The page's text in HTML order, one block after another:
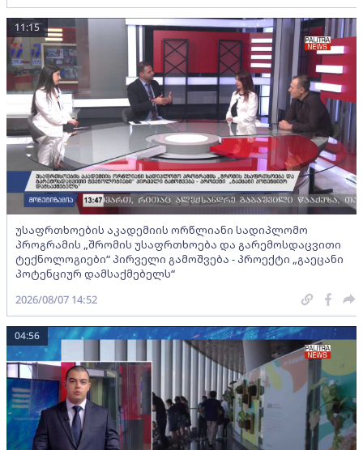
უსაფრთხოების აკადემიის ორწლიანი სადიპლომო
პროგრამის „შრომის უსაფრთხოება და გარემოსდაცვითი
ტექნოლოგიები“ პირველი გამოშვება - პროექტი „გაეცანი
პოტენციურ დამსაქმებელს“
11:15
2026/08/07 14:52
04:56